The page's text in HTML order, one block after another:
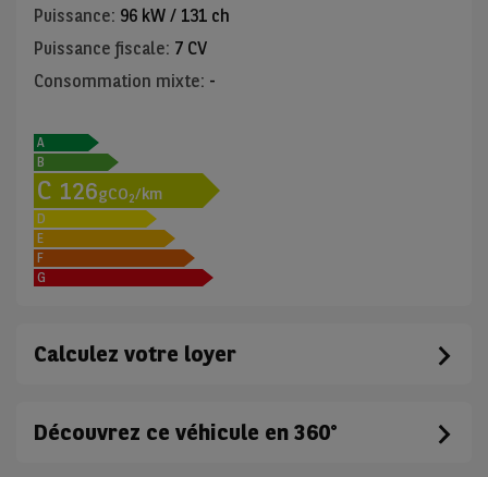
Puissance: 96 kW / 131 ch
Puissance fiscale: 7 CV
Consommation mixte: -
A
B
C 126gCO2/km
D
E
F
G
Calculez votre loyer
Découvrez ce véhicule en 360°